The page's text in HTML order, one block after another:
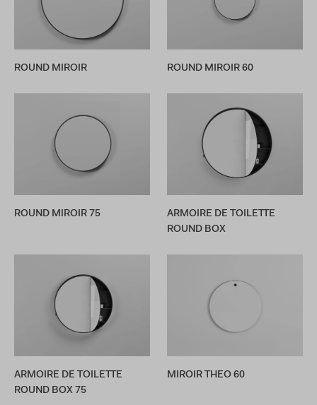
ROUND MIROIR ROUND MIROIR 60
ROUND MIROIR 75
ARMOIRE DE TOILETTE
ROUND BOX
ARMOIRE DE TOILETTE
ROUND BOX 75
MIROIR THEO 60